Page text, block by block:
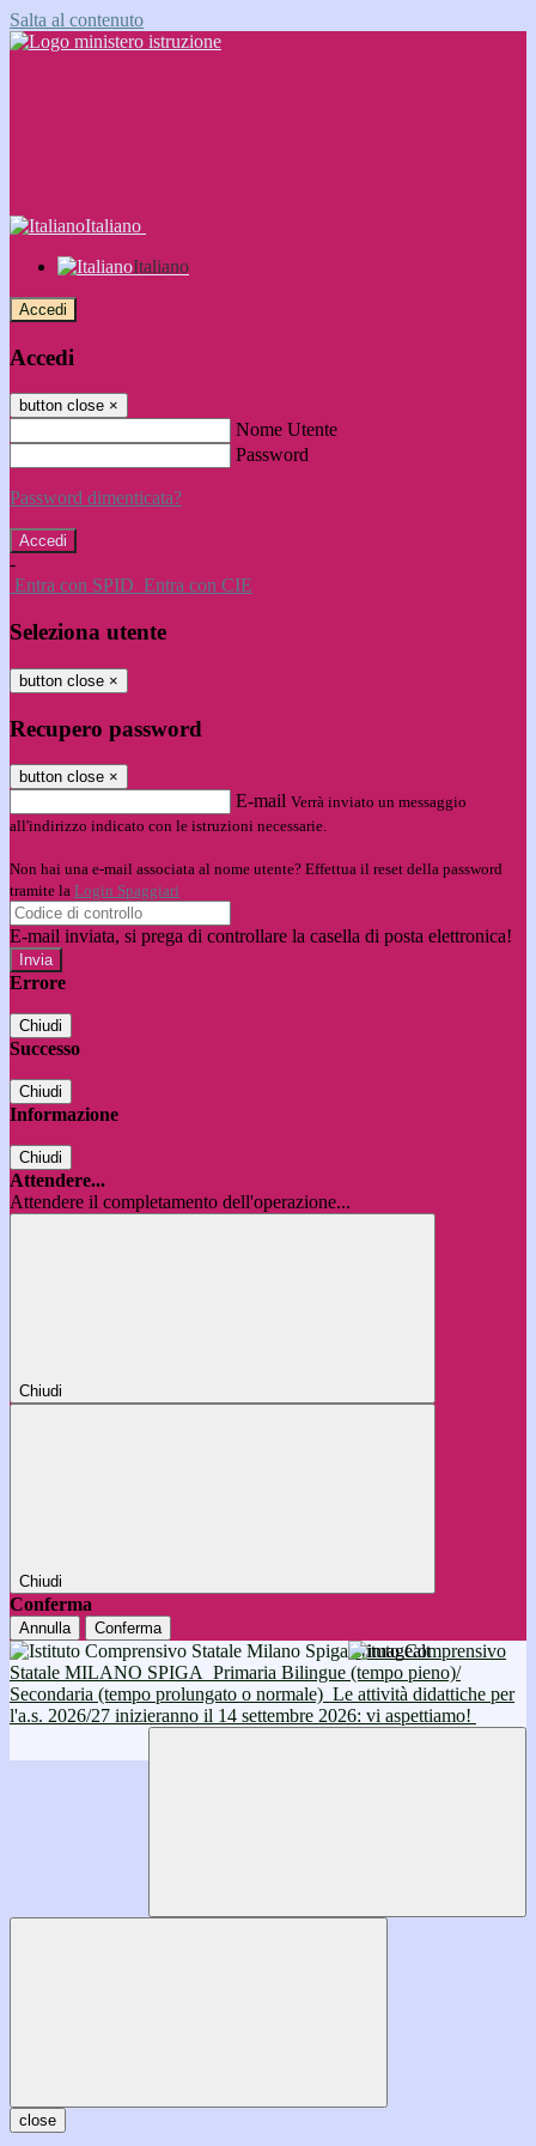
Salta al contenuto
Italiano
Italiano
Accedi
Accedi
button close ×
Nome Utente
Password
Password dimenticata?
-
Entra con SPID Entra con CIE
Seleziona utente
button close ×
Recupero password
button close ×
E-mail Verrà inviato un messaggio
all'indirizzo indicato con le istruzioni necessarie.
Non hai una e-mail associata al nome utente? Effettua il reset della password
tramite la Login Spaggiari
E-mail inviata, si prega di controllare la casella di posta elettronica!
Errore
Chiudi
Successo
Chiudi
Informazione
Chiudi
Attendere...
Attendere il completamento dell'operazione...
Chiudi
Chiudi
Conferma
Annulla Conferma
Istituto Comprensivo
Statale MILANO SPIGA Primaria Bilingue (tempo pieno)/
Secondaria (tempo prolungato o normale) Le attività didattiche per
l'a.s. 2026/27 inizieranno il 14 settembre 2026: vi aspettiamo!
close